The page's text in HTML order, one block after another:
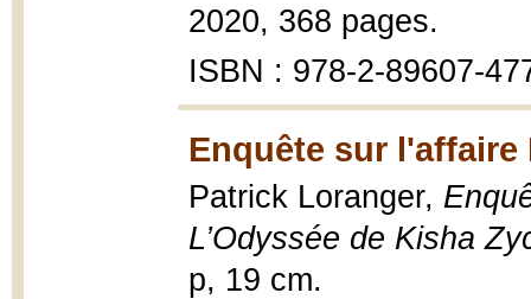
2020, 368 pages.
ISBN : 978-2-89607-
Enquête sur l'affaire
Patrick Loranger,
L’Odyssée de Kisha
p, 19 cm.